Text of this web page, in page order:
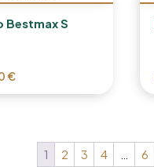
Bestmax S
€
1 2 3 4 6